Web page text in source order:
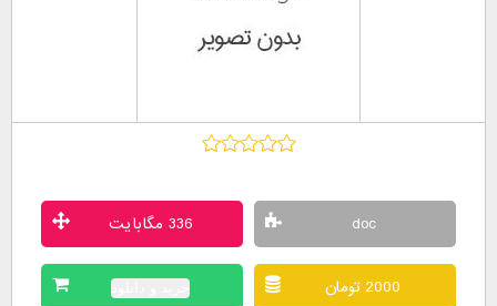
doc 336 مگابایت
2000 تومان خرید و دانلود